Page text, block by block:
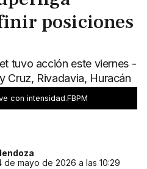
posiciones
tuvo acción este viernes -
Cruz, Rivadavia, Huracán
con intensidad.FBPM
de mayo de 2026 a las 10:29